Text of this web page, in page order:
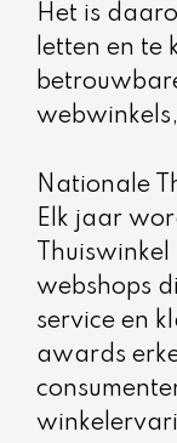
Het is
letten en te
Nationale
Elk jaar
webshops
service en
awards